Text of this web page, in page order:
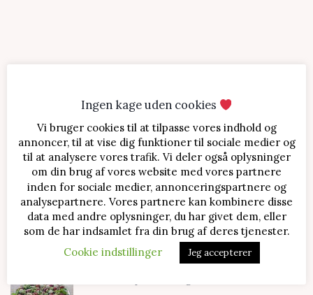
SENESTE OPSKRIFTER
Jordbærtærte med mascarponecreme
Klassisk cheesecake med kirsebær
Ingen kage uden cookies
Vi bruger cookies til at tilpasse vores indhold og
annoncer, til at vise dig funktioner til sociale medier og
til at analysere vores trafik. Vi deler også oplysninger
om din brug af vores website med vores partnere
inden for sociale medier, annonceringspartnere og
analysepartnere. Vores partnere kan kombinere disse
data med andre oplysninger, du har givet dem, eller
som de har indsamlet fra din brug af deres tjenester.
Cookie indstillinger
Jeg accepterer